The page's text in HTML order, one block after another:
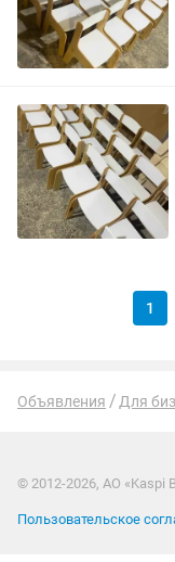
1
Объявления Для
© 2012-2026, АО «Kaspi
Пользовательское